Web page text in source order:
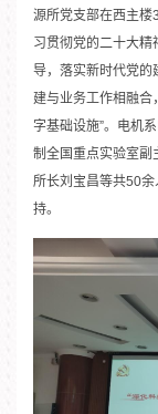
源所党支部在西主楼
习贯彻党的二十大
导，落实新时代党的
建与业务工作相融合
字基础设施”。电机
制全国重点实验室副
所长刘宝昌等共50
持。